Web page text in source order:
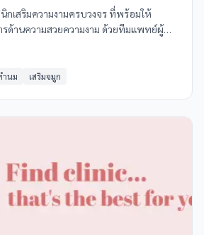
กเสริมความงามครบวงจร ที่พร้อมให้
ด้านความสวยความงาม ด้วยทีมแพทย์ผู้
าสิว ฝ้า
ำนม เสริมจมูก